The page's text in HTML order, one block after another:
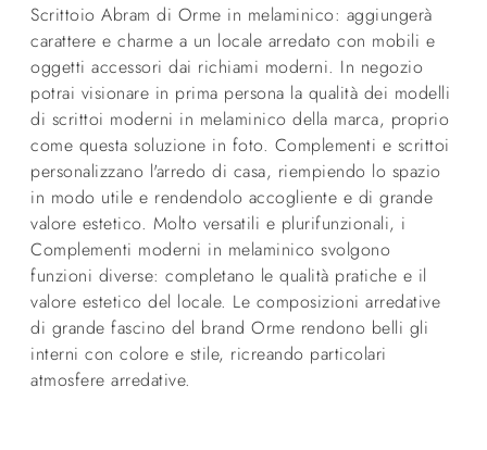
Scrittoio Abram di Orme in melaminico: aggiungerà
carattere e charme a un locale arredato con mobili e
oggetti accessori dai richiami moderni. In negozio
potrai visionare in prima persona la qualità dei modelli
di scrittoi moderni in melaminico della marca, proprio
come questa soluzione in foto. Complementi e scrittoi
personalizzano l'arredo di casa, riempiendo lo spazio
in modo utile e rendendolo accogliente e di grande
valore estetico. Molto versatili e plurifunzionali, i
Complementi moderni in melaminico svolgono
funzioni diverse: completano le qualità pratiche e il
valore estetico del locale. Le composizioni arredative
di grande fascino del brand Orme rendono belli gli
interni con colore e stile, ricreando particolari
atmosfere arredative.